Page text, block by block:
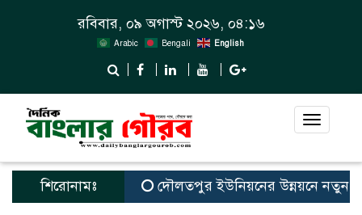
রবিবার, ০৯ অগাস্ট ২০২৬, ০৪:১৬
Arabic Bengali English
Toggle
শিরোনামঃ দৌলতপুর ইউনিয়নের উন্নয়নে নতুন স্বপ্ন